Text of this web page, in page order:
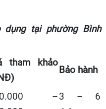
dụng tại phường Bình
tham khảo
Bảo hành
–3 – 6